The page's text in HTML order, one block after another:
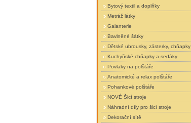
Bytový textil a doplňky
Metráž látky
Galanterie
Bavlněné šátky
Dětské ubrousky, zásterky, chňapky
Kuchyňské chňapky a sedáky
Povlaky na polštáře
Anatomické a relax polštáře
Pohankové polštáře
NOVÉ Šicí stroje
Náhradní díly pro šicí stroje
Dekorační sítě